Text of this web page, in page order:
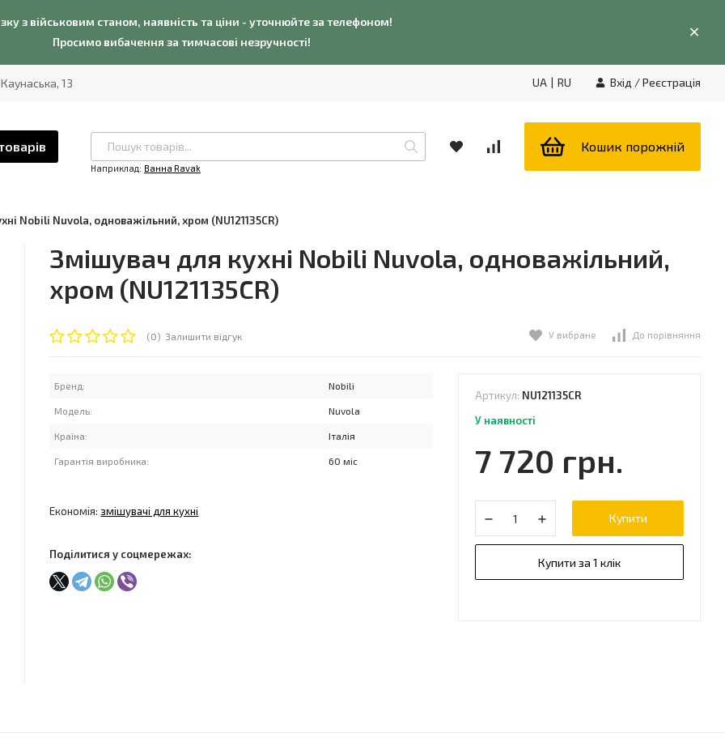
з військовим станом, наявність та ціни - уточнюйте за телефоном!
Просимо вибачення за тимчасові незручності!
13 UA | RU Вхід /Реєстрація
Наприклад: Ванна Ravak
Кошик порожній
Nobili Nuvola, одноважільний, хром (NU121135CR)
Змішувач для кухні Nobili Nuvola, одноважільний,
хром (NU121135CR)
(0) Залишити відгук У вибране До порівняння
Бренд: Nobili
Модель: Nuvola
Країна: Італія
Гарантія виробника: 60 міс
Економія: змішувачі для кухні
Поділитися у соцмережах:
Артикул: NU121135CR
У наявності
7 720 грн.
Купити
Купити за 1 клік